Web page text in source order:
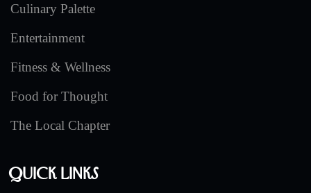
Culinary Palette
Entertainment
Fitness & Wellness
Food for Thought
The Local Chapter
Quick Links